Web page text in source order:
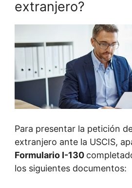
extranjero?
Para presentar la petición
extranjero ante la USCIS,
Formulario I-130
los siguientes documentos: